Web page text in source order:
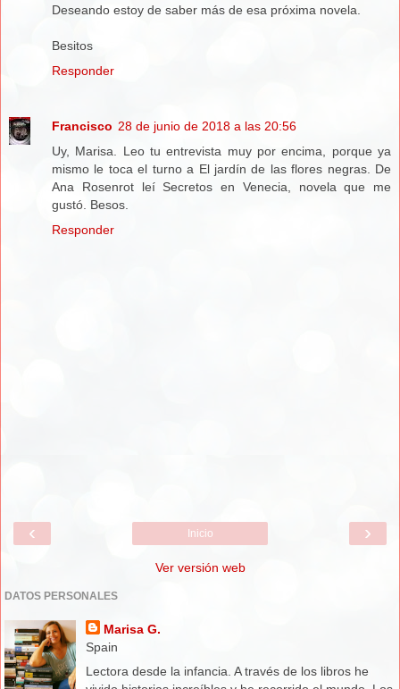
Deseando estoy de saber más de esa próxima novela.
Besitos
Responder
Francisco 28 de junio de 2018 a las 20:56
Uy, Marisa. Leo tu entrevista muy por encima, porque ya
mismo le toca el turno a El jardín de las flores negras. De
Ana Rosenrot leí Secretos en Venecia, novela que me
gustó. Besos.
Responder
‹ ›
Inicio
Ver versión web
DATOS PERSONALES
Marisa G.
Spain
Lectora desde la infancia. A través de los libros he